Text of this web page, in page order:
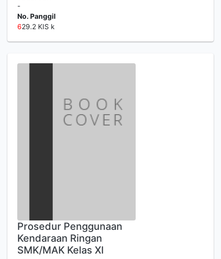
-
No. Panggil
629.2 KIS k
Prosedur Penggunaan
Kendaraan Ringan
SMK/MAK Kelas XI